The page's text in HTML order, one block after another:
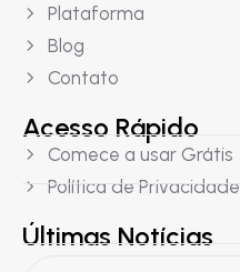
Plataforma
Blog
Contato
Acesso Rápido
Comece a usar Grátis
Política de Privacidade
Últimas Notícias